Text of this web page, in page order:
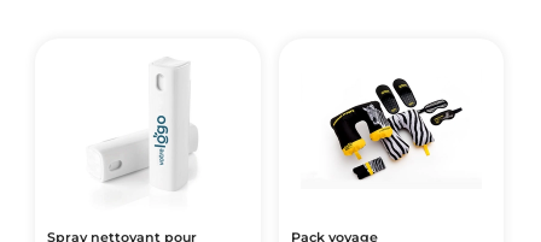
Spray nettoyant pour Pack voyage